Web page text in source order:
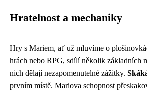
Hratelnost a mechaniky
Hry s Mariem, ať už mluvíme o
hrách nebo RPG, sdílí několik základních
nich dělají nezapomenutelné zážitky.
prvním místě. Mariova schopnost